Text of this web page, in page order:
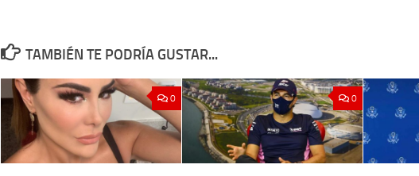
TAMBIÉN TE PODRÍA GUSTAR...
0 0